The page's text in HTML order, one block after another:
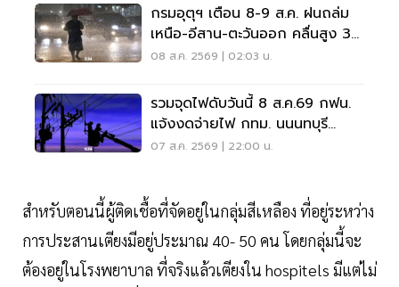
กรมอุตุฯ เตือน 8-9 ส.ค. ฝนถล่ม
เหนือ-อีสาน-ตะวันออก คลื่นสูง 3
เมตร
08 ส.ค. 2569 | 02:03 น.
รวมจุดไฟดับวันนี้ 8 ส.ค.69 กฟน.
แจ้งงดจ่ายไฟ กทม. นนนทบุรี
สมุทรปราการ
07 ส.ค. 2569 | 22:00 น.
สำหรับตอนนี้ผู้ติดเชื้อที่จัดอยู่ในกลุ่มสีเหลือง ที่อยู่ระหว่าง
การประสานเตียงมีอยู่ประมาณ 40- 50 คน โดยกลุ่มนี้จะ
ต้องอยู่ในโรงพยาบาล ที่จริงแล้วเตียงใน hospitels มีแต่ไม่